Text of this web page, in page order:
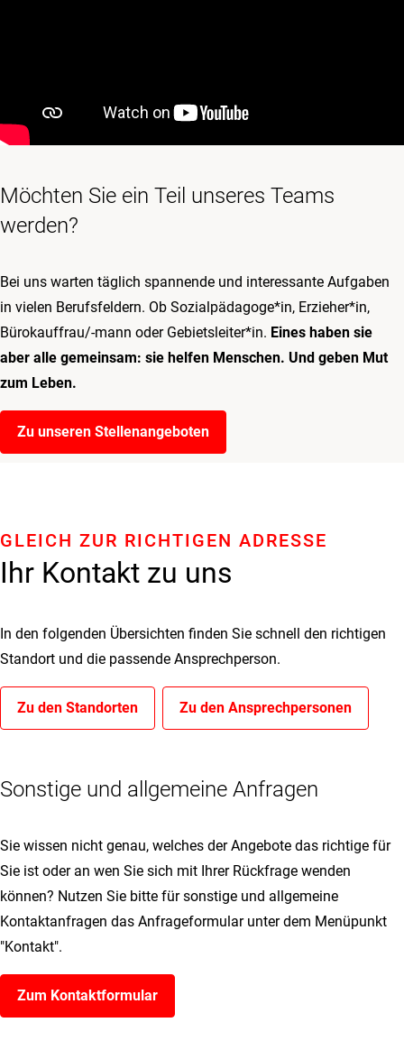
Möchten Sie ein Teil unseres Teams
werden?
Bei uns warten täglich spannende und interessante Aufgaben
in vielen Berufsfeldern. Ob Sozialpädagoge*in, Erzieher*in,
Bürokauffrau/-mann oder Gebietsleiter*in. Eines haben sie
aber alle gemeinsam: sie helfen Menschen. Und geben Mut
zum Leben.
Zu unseren Stellenangeboten
Ihr Kontakt zu uns
GLEICH ZUR RICHTIGEN ADRESSE
In den folgenden Übersichten finden Sie schnell den richtigen
Standort und die passende Ansprechperson.
Zu den Standorten Zu den Ansprechpersonen
Sonstige und allgemeine Anfragen
Sie wissen nicht genau, welches der Angebote das richtige für
Sie ist oder an wen Sie sich mit Ihrer Rückfrage wenden
können? Nutzen Sie bitte für sonstige und allgemeine
Kontaktanfragen das Anfrageformular unter dem Menüpunkt
"Kontakt".
Zum Kontaktformular